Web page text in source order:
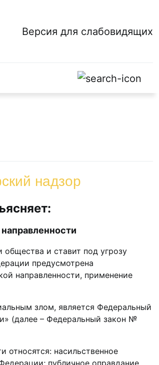
Версия для слабовидящих
надзор
общества и ставит под угрозу
предусмотрена
направленности, применение
злом, является Федеральный
(далее – Федеральный закон №
относятся: насильственное
публичное оправдание